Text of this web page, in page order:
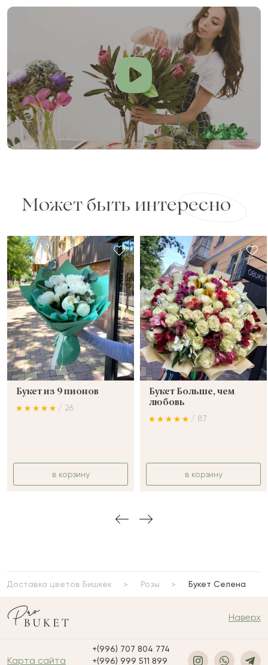
Может быть интересно
Букет из 9 пионов
/ 26
в корзину
Букет Больше, чем
любовь
/ 87
в корзину
Доставка цветов Бишкек Розы Букет Селена
Наверх
Карта сайта
+(996) 707 804 774
+(996) 999 511 899